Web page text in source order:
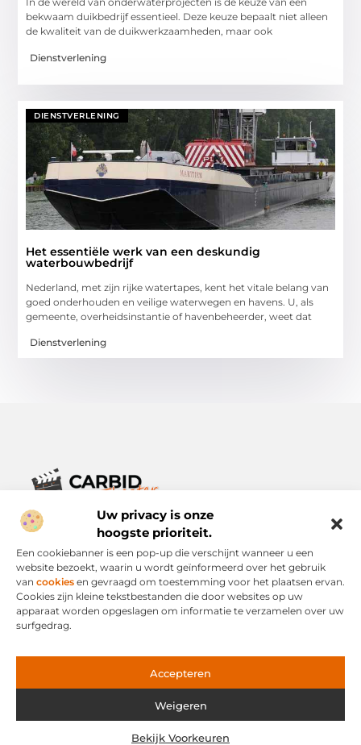
Uw privacy is onze
hoogste prioriteit.
Een cookiebanner is een pop-up die verschijnt wanneer u een
website bezoekt, waarin u wordt geïnformeerd over het gebruik
van cookies en gevraagd om toestemming voor het plaatsen ervan.
Cookies zijn kleine tekstbestanden die door websites op uw
apparaat worden opgeslagen om informatie te verzamelen over uw
surfgedrag.
Accepteren
Weigeren
Bekijk Voorkeuren
bekwaam duikbedrijf essentieel. Deze keuze bepaalt niet alleen
de kwaliteit van de duikwerkzaamheden, maar ook
Dienstverlening
DIENSTVERLENING
Het essentiële werk van een deskundig
waterbouwbedrijf
Nederland, met zijn rijke watertapes, kent het vitale belang van
goed onderhouden en veilige waterwegen en havens. U, als
gemeente, overheidsinstantie of havenbeheerder, weet dat
Dienstverlening
Verhalen die het alledaagse leven verrijken.
Ontdek een breed scala aan blogs en artikelen die je inspireren,
informeren en verrijken – voor elke dag, voor iedereen.
Bericht categorie
Cookiebeleid (EU)